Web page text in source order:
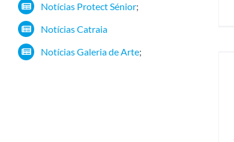
Notícias Protect Sénior;
Notícias Catraia
Notícias Galeria de Arte;